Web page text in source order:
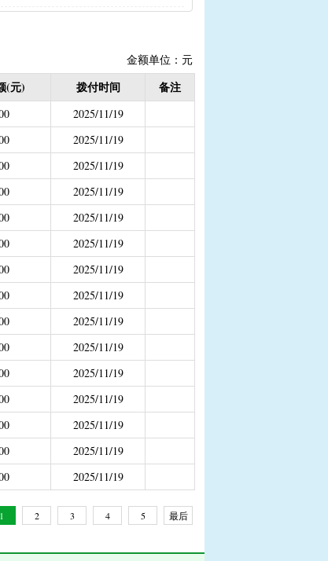
奖励）
按季度公开））
学生免学费补助
政局）
社保局公开的数据）
金额单位：元
(元) 拨付时间 备注
2025/11/19
2025/11/19
2025/11/19
2025/11/19
2025/11/19
2025/11/19
2025/11/19
2025/11/19
2025/11/19
2025/11/19
2025/11/19
2025/11/19
2025/11/19
2025/11/19
2025/11/19
1 2 3 4 5
最后